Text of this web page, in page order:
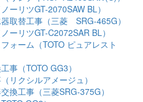
ーリツGT-2070SAW BL）
取替工事（三菱 SRG-465G）
ーリツGT-C2072SAR BL）
ォーム（TOTO ピュアレスト
事（TOTO GG3）
リクシルアメージュ）
換工事（三菱SRG-375G）